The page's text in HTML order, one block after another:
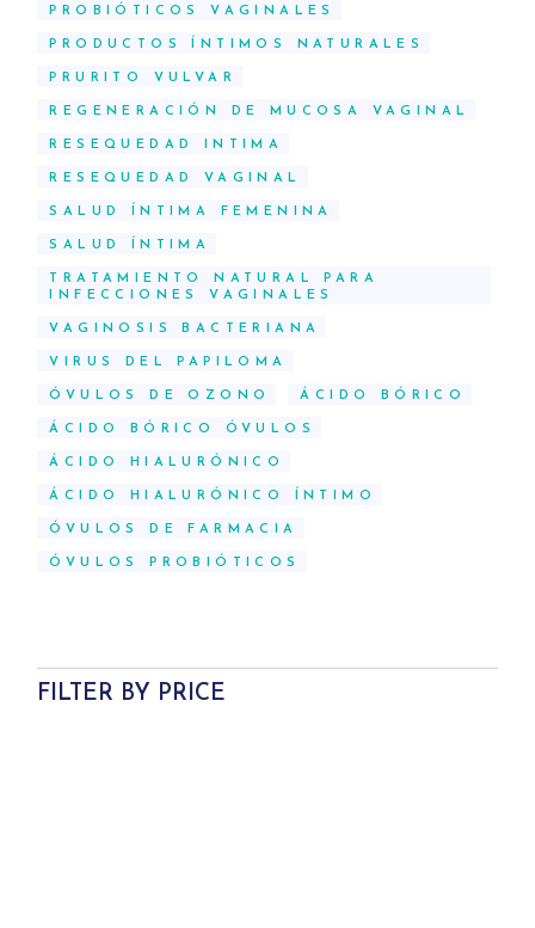
PROBIÓTICOS VAGINALES
PRODUCTOS ÍNTIMOS NATURALES
PRURITO VULVAR
REGENERACIÓN DE MUCOSA VAGINAL
RESEQUEDAD INTIMA
RESEQUEDAD VAGINAL
SALUD ÍNTIMA FEMENINA
SALUD ÍNTIMA
TRATAMIENTO NATURAL PARA
INFECCIONES VAGINALES
VAGINOSIS BACTERIANA
VIRUS DEL PAPILOMA
ÓVULOS DE OZONO ÁCIDO BÓRICO
ÁCIDO BÓRICO ÓVULOS
ÁCIDO HIALURÓNICO
ÁCIDO HIALURÓNICO ÍNTIMO
ÓVULOS DE FARMACIA
ÓVULOS PROBIÓTICOS
FILTER BY PRICE